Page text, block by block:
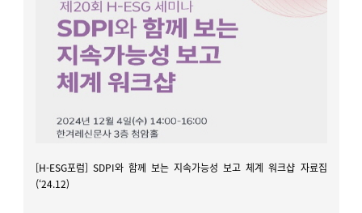
[H-ESG포럼] SDPI와 함께 보는 지속가능성 보고 체계 워크샵 자료집
(‘24.12)